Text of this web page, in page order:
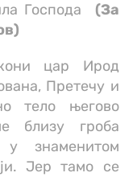
Господа (За
цар Ирод
Претечу и
тело његово
близу гроба
у знаменитом
Јер тамо се